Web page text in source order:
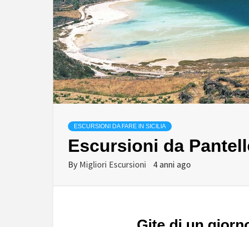
ESCURSIONI DA FARE IN SICILIA
Escursioni da
By Migliori Escursioni 4 anni ago